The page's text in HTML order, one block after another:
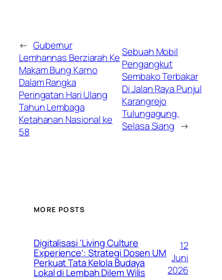
← Gubernur
Lemhannas Berziarah Ke
Makam Bung Karno
Dalam Rangka
Peringatan Hari Ulang
Tahun Lembaga
Ketahanan Nasional ke
58
Sebuah Mobil
Pengangkut
Sembako Terbakar
Di Jalan Raya Punjul
Karangrejo
Tulungagung,
Selasa Siang →
MORE POSTS
Digitalisasi ‘Living Culture
Experience’: Strategi Dosen UM
Perkuat Tata Kelola Budaya
Lokal di Lembah Dilem Wilis
12
Juni
2026